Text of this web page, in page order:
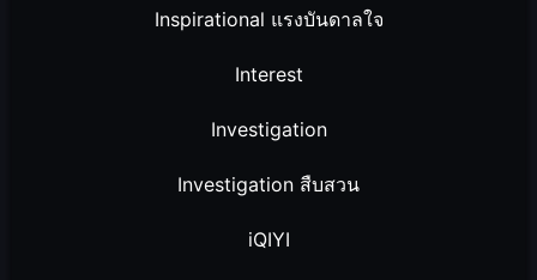
Inspirational แรงบันดาลใจ
Interest
Investigation
Investigation สืบสวน
iQIYI